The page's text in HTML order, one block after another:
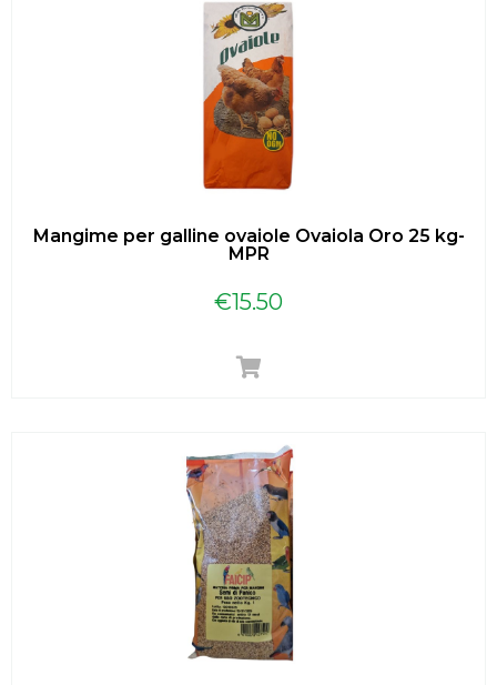
Mangime per galline ovaiole Ovaiola Oro 25 kg-
MPR
€15.50